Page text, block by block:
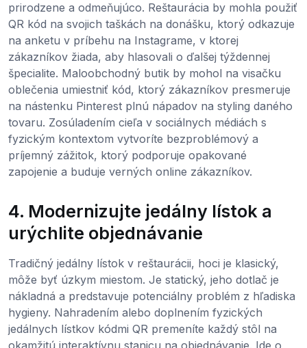
prirodzene a odmeňujúco. Reštaurácia by mohla použiť
QR kód na svojich taškách na donášku, ktorý odkazuje
na anketu v príbehu na Instagrame, v ktorej
zákazníkov žiada, aby hlasovali o ďalšej týždennej
špecialite. Maloobchodný butik by mohol na visačku
oblečenia umiestniť kód, ktorý zákazníkov presmeruje
na nástenku Pinterest plnú nápadov na styling daného
tovaru. Zosúladením cieľa v sociálnych médiách s
fyzickým kontextom vytvoríte bezproblémový a
príjemný zážitok, ktorý podporuje opakované
zapojenie a buduje verných online zákazníkov.
4. Modernizujte jedálny lístok a
urýchlite objednávanie
Tradičný jedálny lístok v reštaurácii, hoci je klasický,
môže byť úzkym miestom. Je statický, jeho dotlač je
nákladná a predstavuje potenciálny problém z hľadiska
hygieny. Nahradením alebo doplnením fyzických
jedálnych lístkov kódmi QR premeníte každý stôl na